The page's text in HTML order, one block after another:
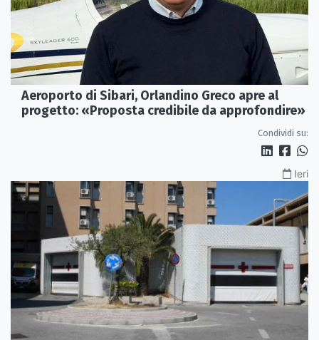
Aeroporto di Sibari, Orlandino Greco apre al
progetto: «Proposta credibile da approfondire»
Condividi su:
Ieri